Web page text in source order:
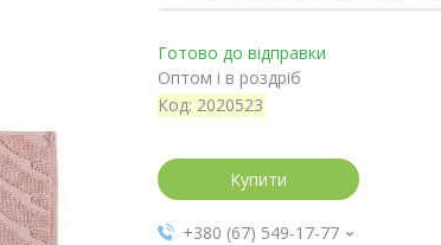
Готово до відправки
Оптом і в роздріб
Код: 2020523
Купити
+380 (67) 549-17-77